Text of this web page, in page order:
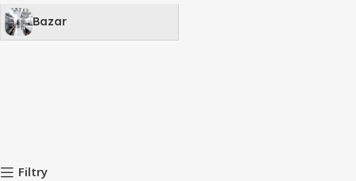
Bazar
Filtry